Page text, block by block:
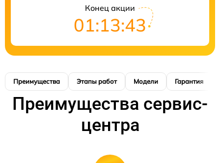
Конец акции
01:13:42
Преимущества Этапы работ Модели Гарантия
Преимущества сервис-
центра